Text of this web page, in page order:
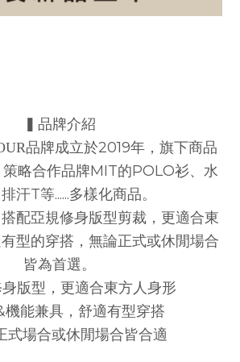
▍品牌介紹
品牌成立於2019年，旗下商品
略合作品牌MIT的POLO衫、水
汗T等......多樣化商品。
配亞規修身版型剪裁，更適合東
型的穿搭，無論正式或休閒場合
皆為首選。
版型，更適合東方人身形
機能兼具，舒適有型穿搭
式場合或休閒場合皆合適